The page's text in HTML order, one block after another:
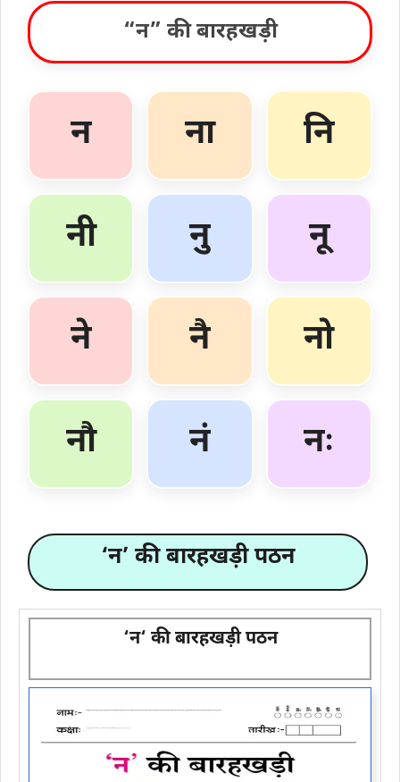
“न” की बारहखड़ी
न ना नि
नी नु नू
ने नै नो
नौ नं नः
‘न’ की बारहखड़ी पठन
‘न‘ की बारहखड़ी पठन